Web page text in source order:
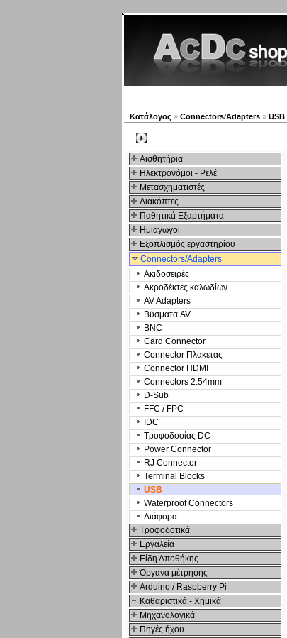
Κατάλογος » Connectors/Adapters » USB
Αισθητήρια
Ηλεκτρονόμοι - Ρελέ
Μετασχηματιστές
Διακόπτες
Παθητικά Εξαρτήματα
Hμιαγωγοί
Εξοπλισμός εργαστηρίου
Connectors/Adapters
Ακιδοσειρές
Ακροδέκτες καλωδίων
AV Adapters
Βύσματα AV
BNC
Card Connector
Connector Πλακετας
Connector HDMI
Connectors 2.54mm
D-Sub
FFC / FPC
IDC
Τροφοδοσίας DC
Power Connector
RJ Connector
Terminal Blocks
USB
Waterproof Connectors
Διάφορα
Τροφοδοτικά
Εργαλεία
Είδη Αποθήκης
Όργανα μέτρησης
Arduino / Raspberry Pi
Καθαριστικά - Χημικά
Μηχανολογικά
Πηγές ήχου